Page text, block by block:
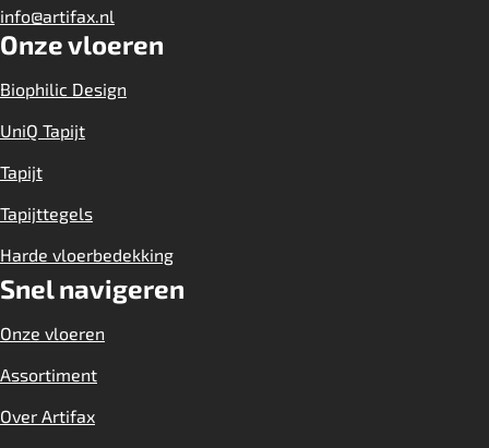
info@artifax.nl
Onze vloeren
Biophilic Design
UniQ Tapijt
Tapijt
Tapijttegels
Harde vloerbedekking
Snel navigeren
Onze vloeren
Assortiment
Over Artifax